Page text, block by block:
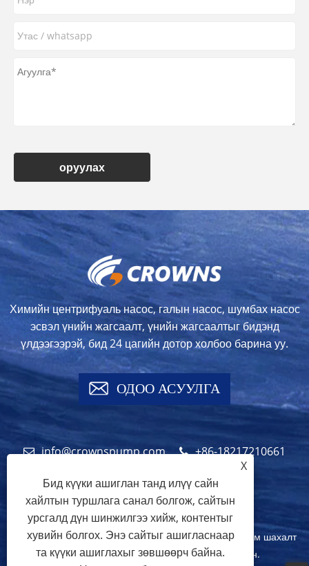
оруулах
Химийн центрифуаль насос, галын насос, шумбах насос
эсвэл үнийн жагсаалт, үнийн жагсаалтыг бидэнд
үлдээгээрэй, бид 24 цагийн дотор холбоо барина уу.
ОДОО АСУУЛГА
+86-18217210661
info@crownspump.com
+86-18217210661
Зохиогчийн эрх © 2024 оны 2024 Шанхай хотын титэм шахалт
үйлдвэрлэдэг Co., LTD. Бүх эрх хамгаалагдсан.
X
Бид күүки ашиглан танд илүү сайн
хайлтын туршлага санал болгож, сайтын
урсгалд дүн шинжилгээ хийж, контентыг
хувийн болгох. Энэ сайтыг ашигласнаар
та күүки ашиглахыг зөвшөөрч байна.